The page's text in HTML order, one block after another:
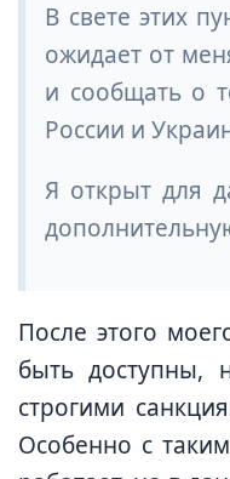
В свете этих
ожидает от
и сообщать о
России и
Я открыт для
После этого
быть доступны,
строгими
Особенно с